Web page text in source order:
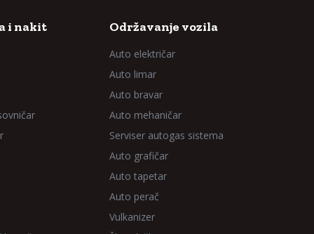
i nakit Održavanje vozila
Auto električar
Auto limar
Auto bravar
Auto mehaničar
Serviser autogas sistema
Auto grafičar
Auto tapetar
Auto perač
Vulkanizer